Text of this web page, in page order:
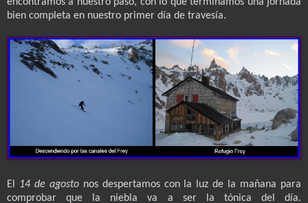
bien completa en nuestro primer día de travesía.
El 14 de agostonos despertamos con la luz de la mañana para
comprobar que la niebla va a ser la tónica del día.